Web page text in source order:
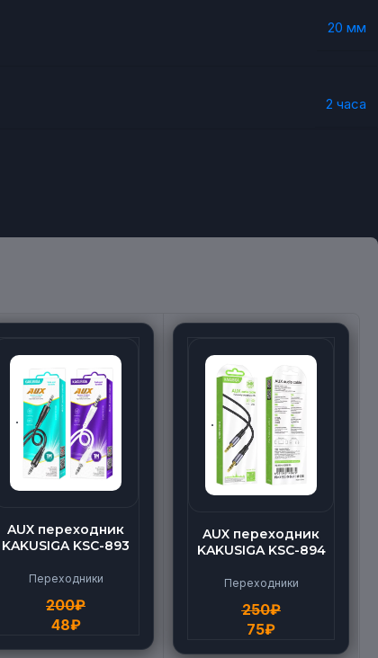
20 мм
2 часа
AUX переходник
KAKUSIGA KSC-893
Переходники
200₽
48₽
AUX переходник
KAKUSIGA KSC-894
Переходники
250₽
75₽